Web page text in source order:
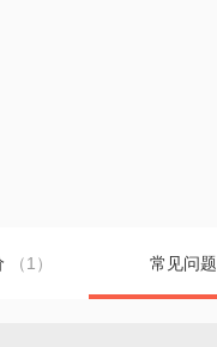
（1） 常见问题